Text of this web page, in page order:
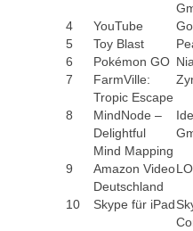
4 YouTube
5
Toy Blast
6
Pokémon GO
7
FarmVille:
Tropic Escape
8
MindNode –
Delightful
Mind Mapping
9
Amazon Video
Deutschland
10 Skype für iPad